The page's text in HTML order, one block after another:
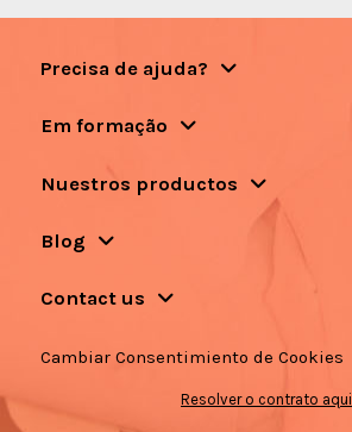
Precisa de ajuda?
Em formação
Nuestros productos
Blog
Contact us
Cambiar Consentimiento de Cookies
Resolver o contrato aqui